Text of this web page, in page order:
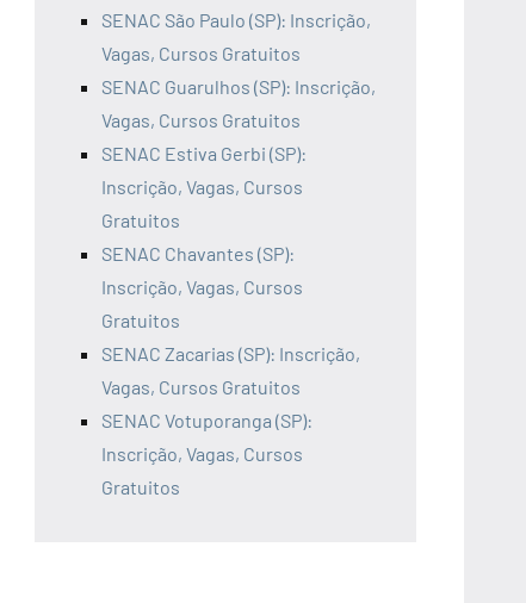
SENAC São Paulo (SP): Inscrição,
Vagas, Cursos Gratuitos
SENAC Guarulhos (SP): Inscrição,
Vagas, Cursos Gratuitos
SENAC Estiva Gerbi (SP):
Inscrição, Vagas, Cursos
Gratuitos
SENAC Chavantes (SP):
Inscrição, Vagas, Cursos
Gratuitos
SENAC Zacarias (SP): Inscrição,
Vagas, Cursos Gratuitos
SENAC Votuporanga (SP):
Inscrição, Vagas, Cursos
Gratuitos